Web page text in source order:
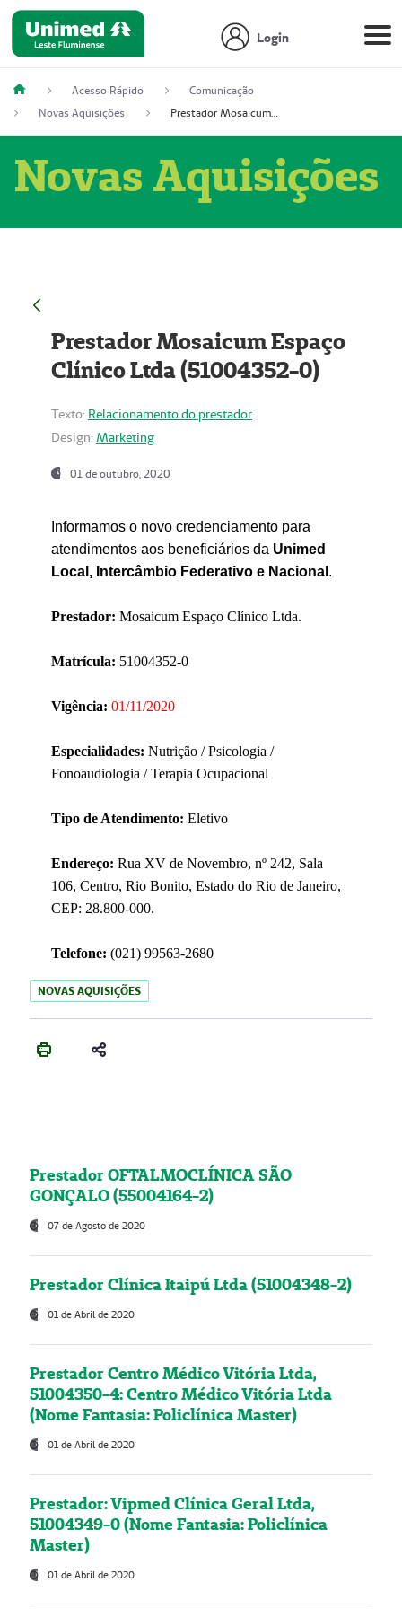
Login
Acesso Rápido
Comunicação
Novas Aquisições
Prestador Mosaicum Espaço Clínico Ltda (51004352-0)
Novas Aquisições
Prestador Mosaicum Espaço
Clínico Ltda (51004352-0)
Texto: Relacionamento do prestador
Design: Marketing
01 de outubro, 2020
Informamos o novo credenciamento para
atendimentos aos beneficiários da Unimed
Local, Intercâmbio Federativo e Nacional .
Prestador: Mosaicum Espaço Clínico Ltda.
Matrícula: 51004352-0
Vigência: 01/11/2020
Especialidades: Nutrição / Psicologia /
Fonoaudiologia / Terapia Ocupacional
Tipo de Atendimento: Eletivo
Endereço: Rua XV de Novembro, nº 242, Sala
106, Centro, Rio Bonito, Estado do Rio de Janeiro,
CEP: 28.800-000.
Telefone: (021) 99563-2680
NOVAS AQUISIÇÕES
Prestador OFTALMOCLÍNICA SÃO
GONÇALO (55004164-2)
07 de Agosto de 2020
Prestador Clínica Itaipú Ltda (51004348-2)
01 de Abril de 2020
Prestador Centro Médico Vitória Ltda,
51004350-4: Centro Médico Vitória Ltda
(Nome Fantasia: Policlínica Master)
01 de Abril de 2020
Prestador: Vipmed Clínica Geral Ltda,
51004349-0 (Nome Fantasia: Policlínica
Master)
01 de Abril de 2020